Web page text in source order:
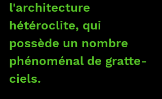
l'architecture
hétéroclite, qui
possède un nombre
phénoménal de gratte-
ciels.